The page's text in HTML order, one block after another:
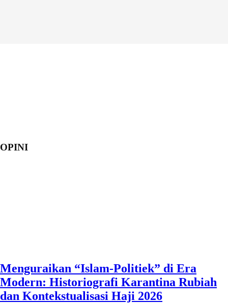
OPINI
Menguraikan “Islam-Politiek” di Era
Modern: Historiografi Karantina Rubiah
dan Kontekstualisasi Haji 2026